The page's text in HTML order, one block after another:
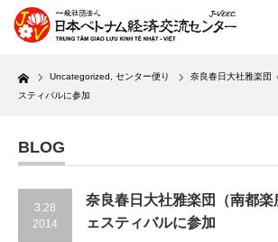
Home Uncategorized センター便り
奈良春日大社雅楽団
スティバルに参加
BLOG
3.28
2014
奈良春日大社雅楽団（南都楽
ェスティバルに参加